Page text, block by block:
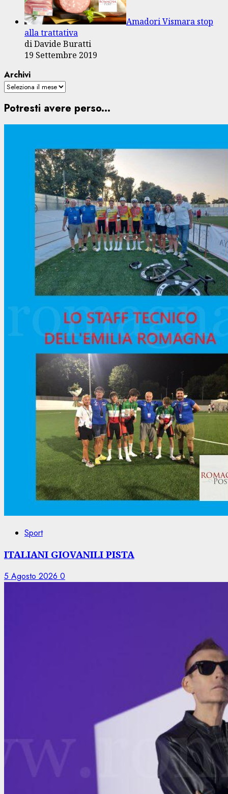
Amadori Vismara stop
alla trattativa
di Davide Buratti
19 Settembre 2019
Archivi
Potresti avere perso...
Sport
ITALIANI GIOVANILI PISTA
5 Agosto 2026 0